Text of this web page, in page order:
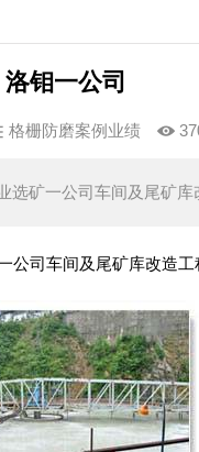
钼一公司
格栅防磨案例业绩
选矿一公司车间及尾矿
公司车间及尾矿库改造